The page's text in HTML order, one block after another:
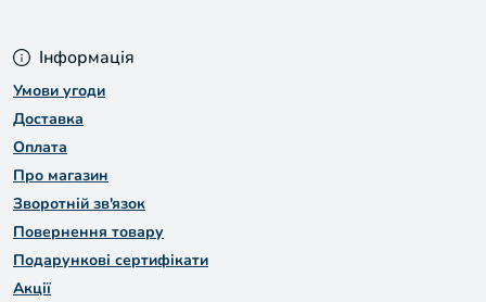
Інформація
Умови угоди
Доставка
Оплата
Про магазин
Зворотній зв'язок
Повернення товару
Подарункові сертифікати
Акції